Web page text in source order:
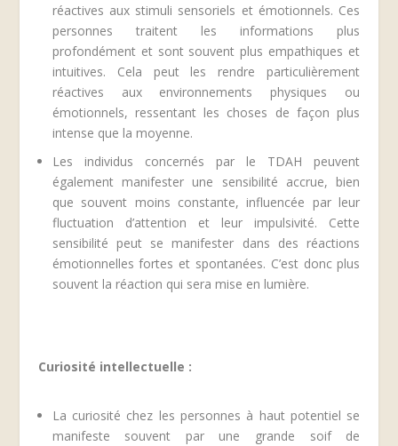
réactives aux stimuli sensoriels et émotionnels. Ces
personnes traitent les informations plus
profondément et sont souvent plus empathiques et
intuitives. Cela peut les rendre particulièrement
réactives aux environnements physiques ou
émotionnels, ressentant les choses de façon plus
intense que la moyenne.
Les individus concernés par le TDAH peuvent
également manifester une sensibilité accrue, bien
que souvent moins constante, influencée par leur
fluctuation d’attention et leur impulsivité. Cette
sensibilité peut se manifester dans des réactions
émotionnelles fortes et spontanées. C’est donc plus
souvent la réaction qui sera mise en lumière.
Curiosité intellectuelle :
La curiosité chez les personnes à haut potentiel se
manifeste souvent par une grande soif de